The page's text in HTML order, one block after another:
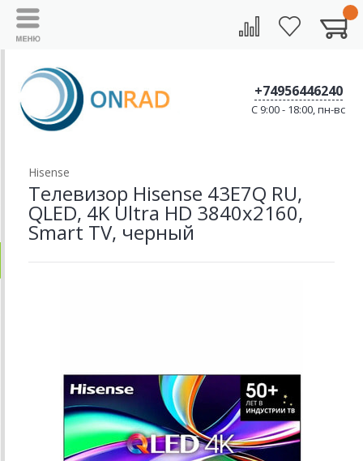
+74956446240
C 9:00 - 18:00, пн-вс
Hisense
Телевизор Hisense 43E7Q RU,
QLED, 4K Ultra HD 3840x2160,
Smart TV, черный